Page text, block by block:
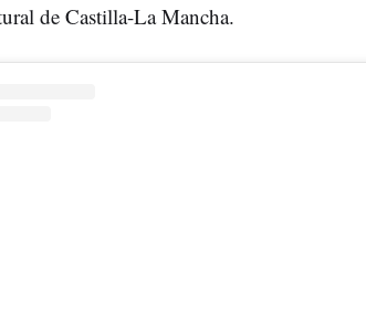
de Castilla-La Mancha.